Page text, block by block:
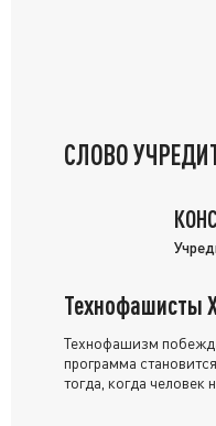
СЛОВО
Технофашисты
Технофашизм
программа
тогда, когда человек